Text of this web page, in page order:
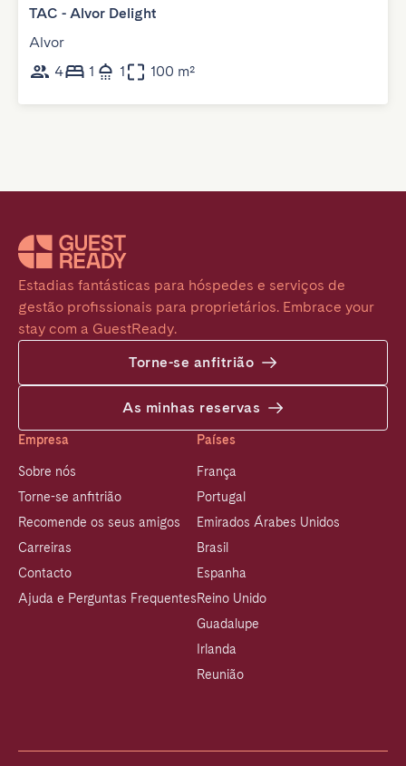
TAC - Alvor Delight
Alvor
4
1 1 100 m²
Estadias fantásticas para hóspedes e serviços de
gestão profissionais para proprietários. Embrace your
stay com a GuestReady.
Torne-se anfitrião
As minhas reservas
Empresa
Sobre nós
Torne-se anfitrião
Recomende os seus amigos
Carreiras
Contacto
Ajuda e Perguntas Frequentes
Países
França
Portugal
Emirados Árabes Unidos
Brasil
Espanha
Reino Unido
Guadalupe
Irlanda
Reunião